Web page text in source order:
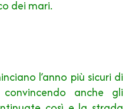
dei mari.
l’anno più sicuri di
anche gli